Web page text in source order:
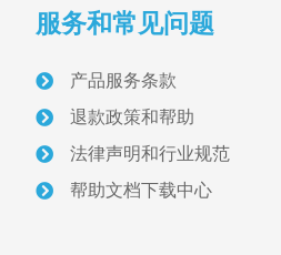
首页
关于我们
智慧砂场建设案例
服务和常见问题
产品服务条款
退款政策和帮助
法律声明和行业规范
帮助文档下载中心